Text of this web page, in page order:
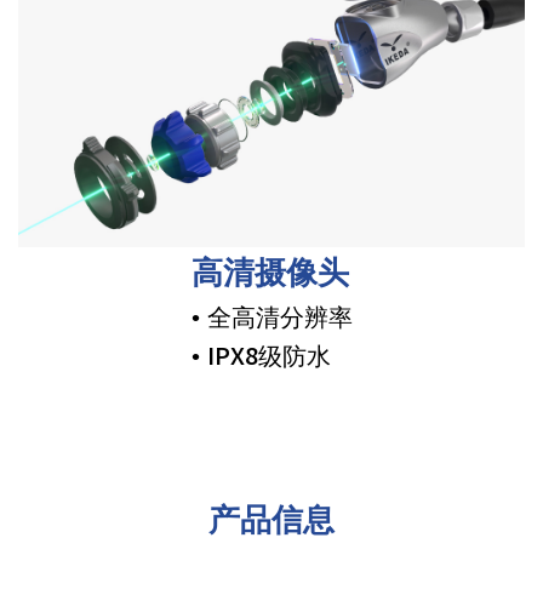
高清摄像头
• 全高清分辨率
• IPX8级防水
产品信息